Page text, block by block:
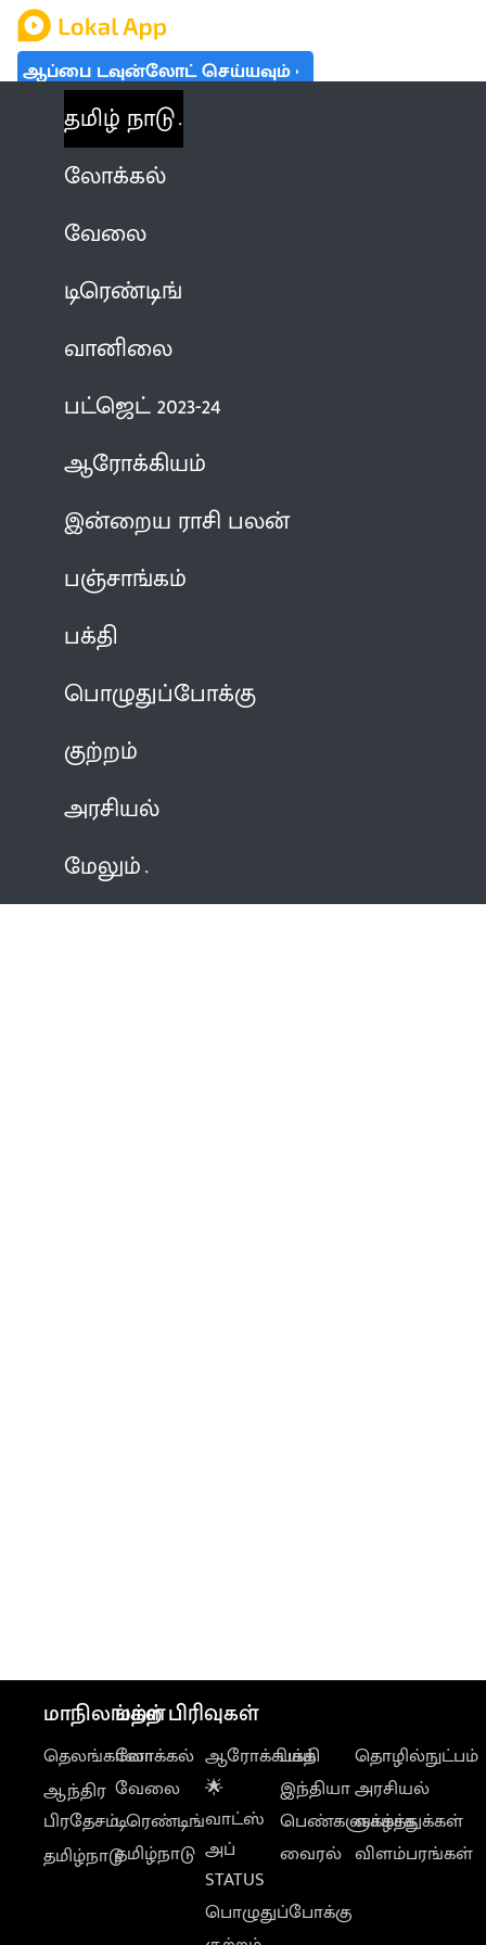
ஆப்பை டவுன்லோட் செய்யவும்
தமிழ் நாடு
லோக்கல்
வேலை
டிரெண்டிங்
வானிலை
பட்ஜெட் 2023-24
ஆரோக்கியம்
இன்றைய ராசி பலன்
பஞ்சாங்கம்
பக்தி
பொழுதுப்போக்கு
குற்றம்
அரசியல்
மேலும்
மாநிலங்கள்
தெலங்கானா
ஆந்திர
பிரதேசம்
தமிழ்நாடு
மற்ற பிரிவுகள்
லோக்கல்
வேலை
டிரெண்டிங்
தமிழ்நாடு
ஆரோக்கியம்
🌟
வாட்ஸ்
அப்
STATUS
பொழுதுப்போக்கு
பக்தி
இந்தியா
பெண்களுக்காக
வைரல்
தொழில்நுட்பம்
அரசியல்
வாழ்த்துக்கள்
விளம்பரங்கள்